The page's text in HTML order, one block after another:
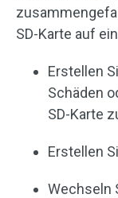
SD-Karte auf
Erstellen
Schäden
SD-Karte
Erstellen
Wechseln